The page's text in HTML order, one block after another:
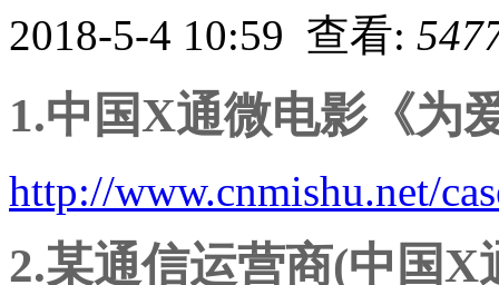
2018-5-4 10:59 查看:
1.中国X通微电影《为
http://www.cnmishu.net/
2.某通信运营商(中国